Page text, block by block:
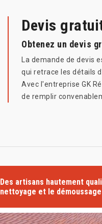
Devis
Obtenez un devis
La demande de devis
qui retrace les détails
Avec l'entreprise GK
de remplir
Des artisans hautement
nettoyage et le